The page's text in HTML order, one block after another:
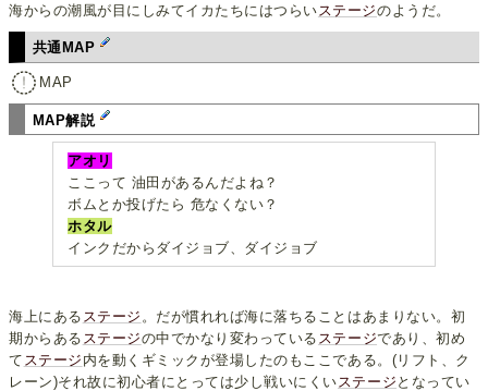
海からの潮風が目にしみてイカたちにはつらいステージのようだ。
共通MAP
MAP
MAP解説
アオリ
ここって 油田があるんだよね？
ボムとか投げたら 危なくない？
ホタル
インクだからダイジョブ、ダイジョブ
海上にある ステージ 。だが慣れれば海に落ちることはあまりない。初
期からある ステージの中でかなり変わっている ステージであり、初め
て ステージ 内を動くギミックが登場したのもここである。(リフト、ク
レーン)それ故に初心者にとっては少し戦いにくいステージ となってい